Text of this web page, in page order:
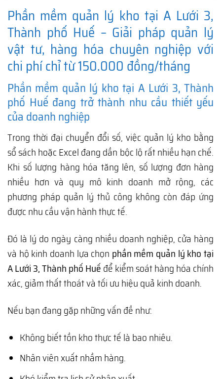
Phần mềm quản lý kho tại A Lưới 3,
Thành phố Huế – Giải pháp quản lý
vật tư, hàng hóa chuyên nghiệp với
chi phí chỉ từ 150.000 đồng/tháng
Phần mềm quản lý kho tại A Lưới 3, Thành
phố Huế đang trở thành nhu cầu thiết yếu
của doanh nghiệp
Trong thời đại chuyển đổi số, việc quản lý kho bằng
sổ sách hoặc Excel đang dần bộc lộ rất nhiều hạn chế.
Khi số lượng hàng hóa tăng lên, số lượng đơn hàng
nhiều hơn và quy mô kinh doanh mở rộng, các
phương pháp quản lý thủ công không còn đáp ứng
được nhu cầu vận hành thực tế.
Đó là lý do ngày càng nhiều doanh nghiệp, cửa hàng
và hộ kinh doanh lựa chọn phần mềm quản lý kho tại
A Lưới 3, Thành phố Huế để kiểm soát hàng hóa chính
xác, giảm thất thoát và tối ưu hiệu quả kinh doanh.
Nếu bạn đang gặp những vấn đề như:
Không biết tồn kho thực tế là bao nhiêu.
Nhân viên xuất nhầm hàng.